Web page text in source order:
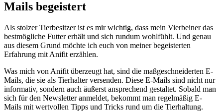
Mails begeistert
Als stolzer Tierbesitzer ist es mir wichtig, dass mein Vierbeiner das
bestmögliche Futter erhält ⁣und sich ‍rundum⁣ wohlfühlt. Und genau
aus ⁣diesem Grund möchte ich euch von meiner⁢ begeisterten
Erfahrung⁣ mit Anifit⁢ erzählen.
Was mich von ‌Anifit überzeugt​ hat, ‌sind die maßgeschneiderten E-
Mails, die ⁢sie als Tierhalter versenden. Diese E-Mails sind nicht nur
informativ,​ sondern ‍auch äußerst ansprechend gestaltet. Sobald man
sich⁤ für den Newsletter anmeldet, bekommt man regelmäßig E-
Mails mit ​wertvollen Tipps und Tricks rund um die Tierhaltung.